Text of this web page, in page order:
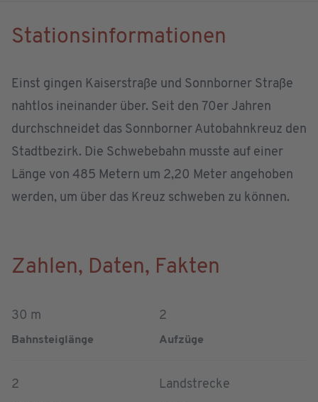
Stationsinformationen
Einst gingen Kaiserstraße und Sonnborner Straße
nahtlos ineinander über. Seit den 70er Jahren
durchschneidet das Sonnborner Autobahnkreuz den
Stadtbezirk. Die Schwebebahn musste auf einer
Länge von 485 Metern um 2,20 Meter angehoben
werden, um über das Kreuz schweben zu können.
Zahlen, Daten, Fakten
30 m
Bahnsteiglänge
2
Aufzüge
2 Landstrecke